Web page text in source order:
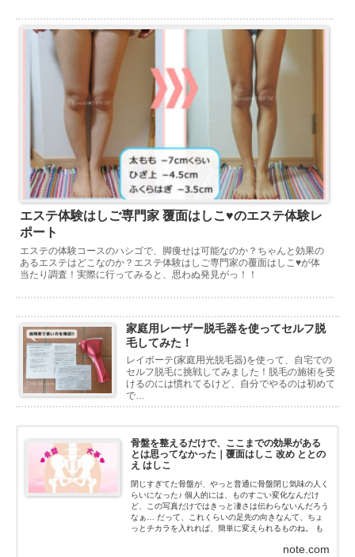
エステ体験はしご専門家 覆面はしこ♥のエステ体験レ
ポート
エステの体験コースのハシゴで、脚痩せは可能なのか？ちゃんと効果の
あるエステはどこなのか？エステ体験はしご専門家の覆面はしこ♥が体
当たり調査！実際に行ってみると、思わぬ発見がっ！！
家庭用レーザー脱毛器を使ってセルフ脱
毛してみた！
レイボーテ(家庭用光脱毛器)を使って、自宅での
セルフ脱毛に挑戦してみました！脱毛の施術を受
けるのには慣れてるけど、自分でやるのは初めて
で…
骨盤を整えるだけで、ここまでの効果がある
とは思ってなかった｜覆面はしこ 改め ととの
え はしこ
閉じすぎてた骨盤が、やっと普通に骨盤閉じ気味の人く
らいになった♪ 個人的には、ものすごい変化なんだけ
ど、この写真だけではきっと凄さは伝わらないんだろう
なぁ… だって、これくらいの足先の向きなんて、ちょ
っとチカラを入れれば、簡単に変えられるものね。 も
note.com